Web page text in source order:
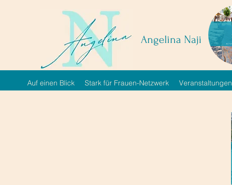
Angelina Naji
Auf einen Blick Stark für Frauen-Netzwerk Veranstaltungen